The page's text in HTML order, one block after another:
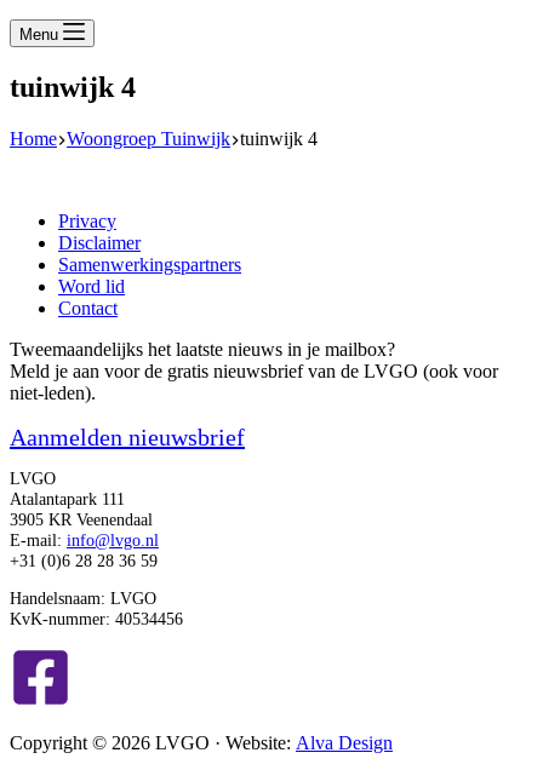
Menu
tuinwijk 4
Home Woongroep Tuinwijk tuinwijk 4
Privacy
Disclaimer
Samenwerkingspartners
Word lid
Contact
Tweemaandelijks het laatste nieuws in je mailbox?
Meld je aan voor de gratis nieuwsbrief van de LVGO (ook voor
niet-leden).
Aanmelden nieuwsbrief
LVGO
Atalantapark 111
3905 KR Veenendaal
E-mail: info@lvgo.nl
+31 (0)6 28 28 36 59
Handelsnaam: LVGO
KvK-nummer: 40534456
Copyright © 2026 LVGO · Website: Alva Design